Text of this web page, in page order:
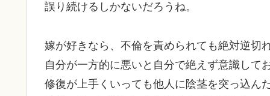
誤り続けるしかないだろうね。
嫁が好きなら、不倫を責められても絶対逆切
自分が一方的に悪いと自分で絶えず意識して
修復が上手くいっても他人に陰茎を突っ込ん